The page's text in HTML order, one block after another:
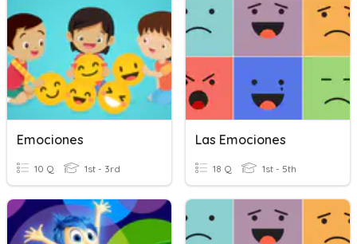
Emociones
10 Q 1st - 3rd
Las Emociones
18 Q 1st - 5th